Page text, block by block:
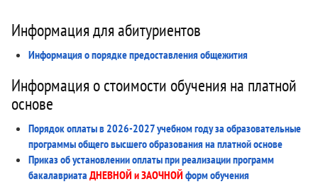
Информация для абитуриентов
Информация о порядке предоставления общежития
Информация о стоимости обучения на платной
основе
Порядок оплаты в 2026-2027 учебном году за образовательные
программы общего высшего образования на платной основе
Приказ об установлении оплаты при реализации программ
бакалавриата ДНЕВНОЙ и ЗАОЧНОЙ форм обучения